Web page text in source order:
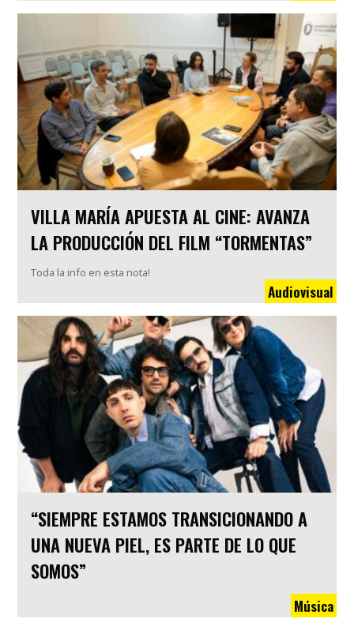
VILLA MARÍA APUESTA AL CINE: AVANZA
LA PRODUCCIÓN DEL FILM “TORMENTAS”
Toda la info en esta nota!
Audiovisual
“SIEMPRE ESTAMOS TRANSICIONANDO A
UNA NUEVA PIEL, ES PARTE DE LO QUE
SOMOS”
Música